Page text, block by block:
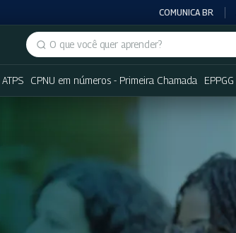
COMUNICA BR
Buscar no portal
ATPS CPNU em números - Primeira Chamada EPPGG